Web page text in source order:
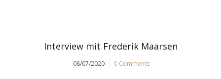
Interview mit Frederik Maarsen
08/07/2020 0 Comments